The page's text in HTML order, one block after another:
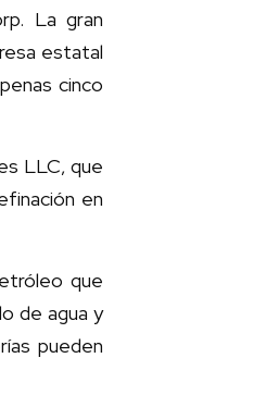
La gran
estatal
cinco
LLC, que
en
que
de agua y
pueden